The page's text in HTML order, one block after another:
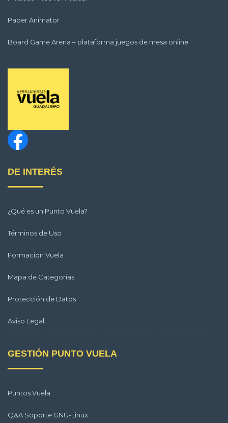
Paper Animator
Board Game Arena – plataforma juegos de mesa online
DE INTERÉS
¿Qué es un Punto Vuela?
Términos de Uso
Formacion Vuela
Mapa de Categorías
Protección de Datos
Aviso Legal
GESTIÓN PUNTO VUELA
Puntos Vuela
Q&A Soporte GNU-Linux